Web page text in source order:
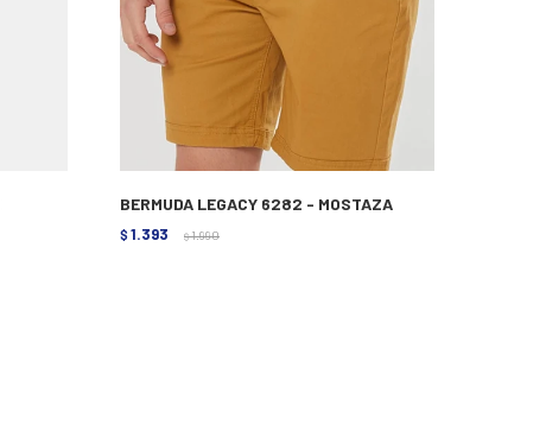
BERMUDA LEGACY 6282 - MOSTAZA
$ 1.393 $ 1.990